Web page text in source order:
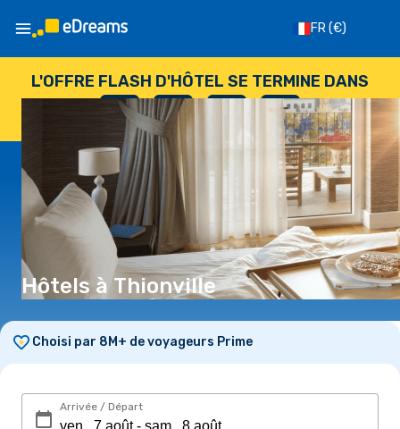
FR(€)
L'OFFRE FLASH D'HÔTEL SE TERMINE DANS
--
JOURS
: --
HEURES
: --
SECONDES
Hôtels à Thionville
Choisi par 8M+ de voyageurs Prime
Arrivée / Départ